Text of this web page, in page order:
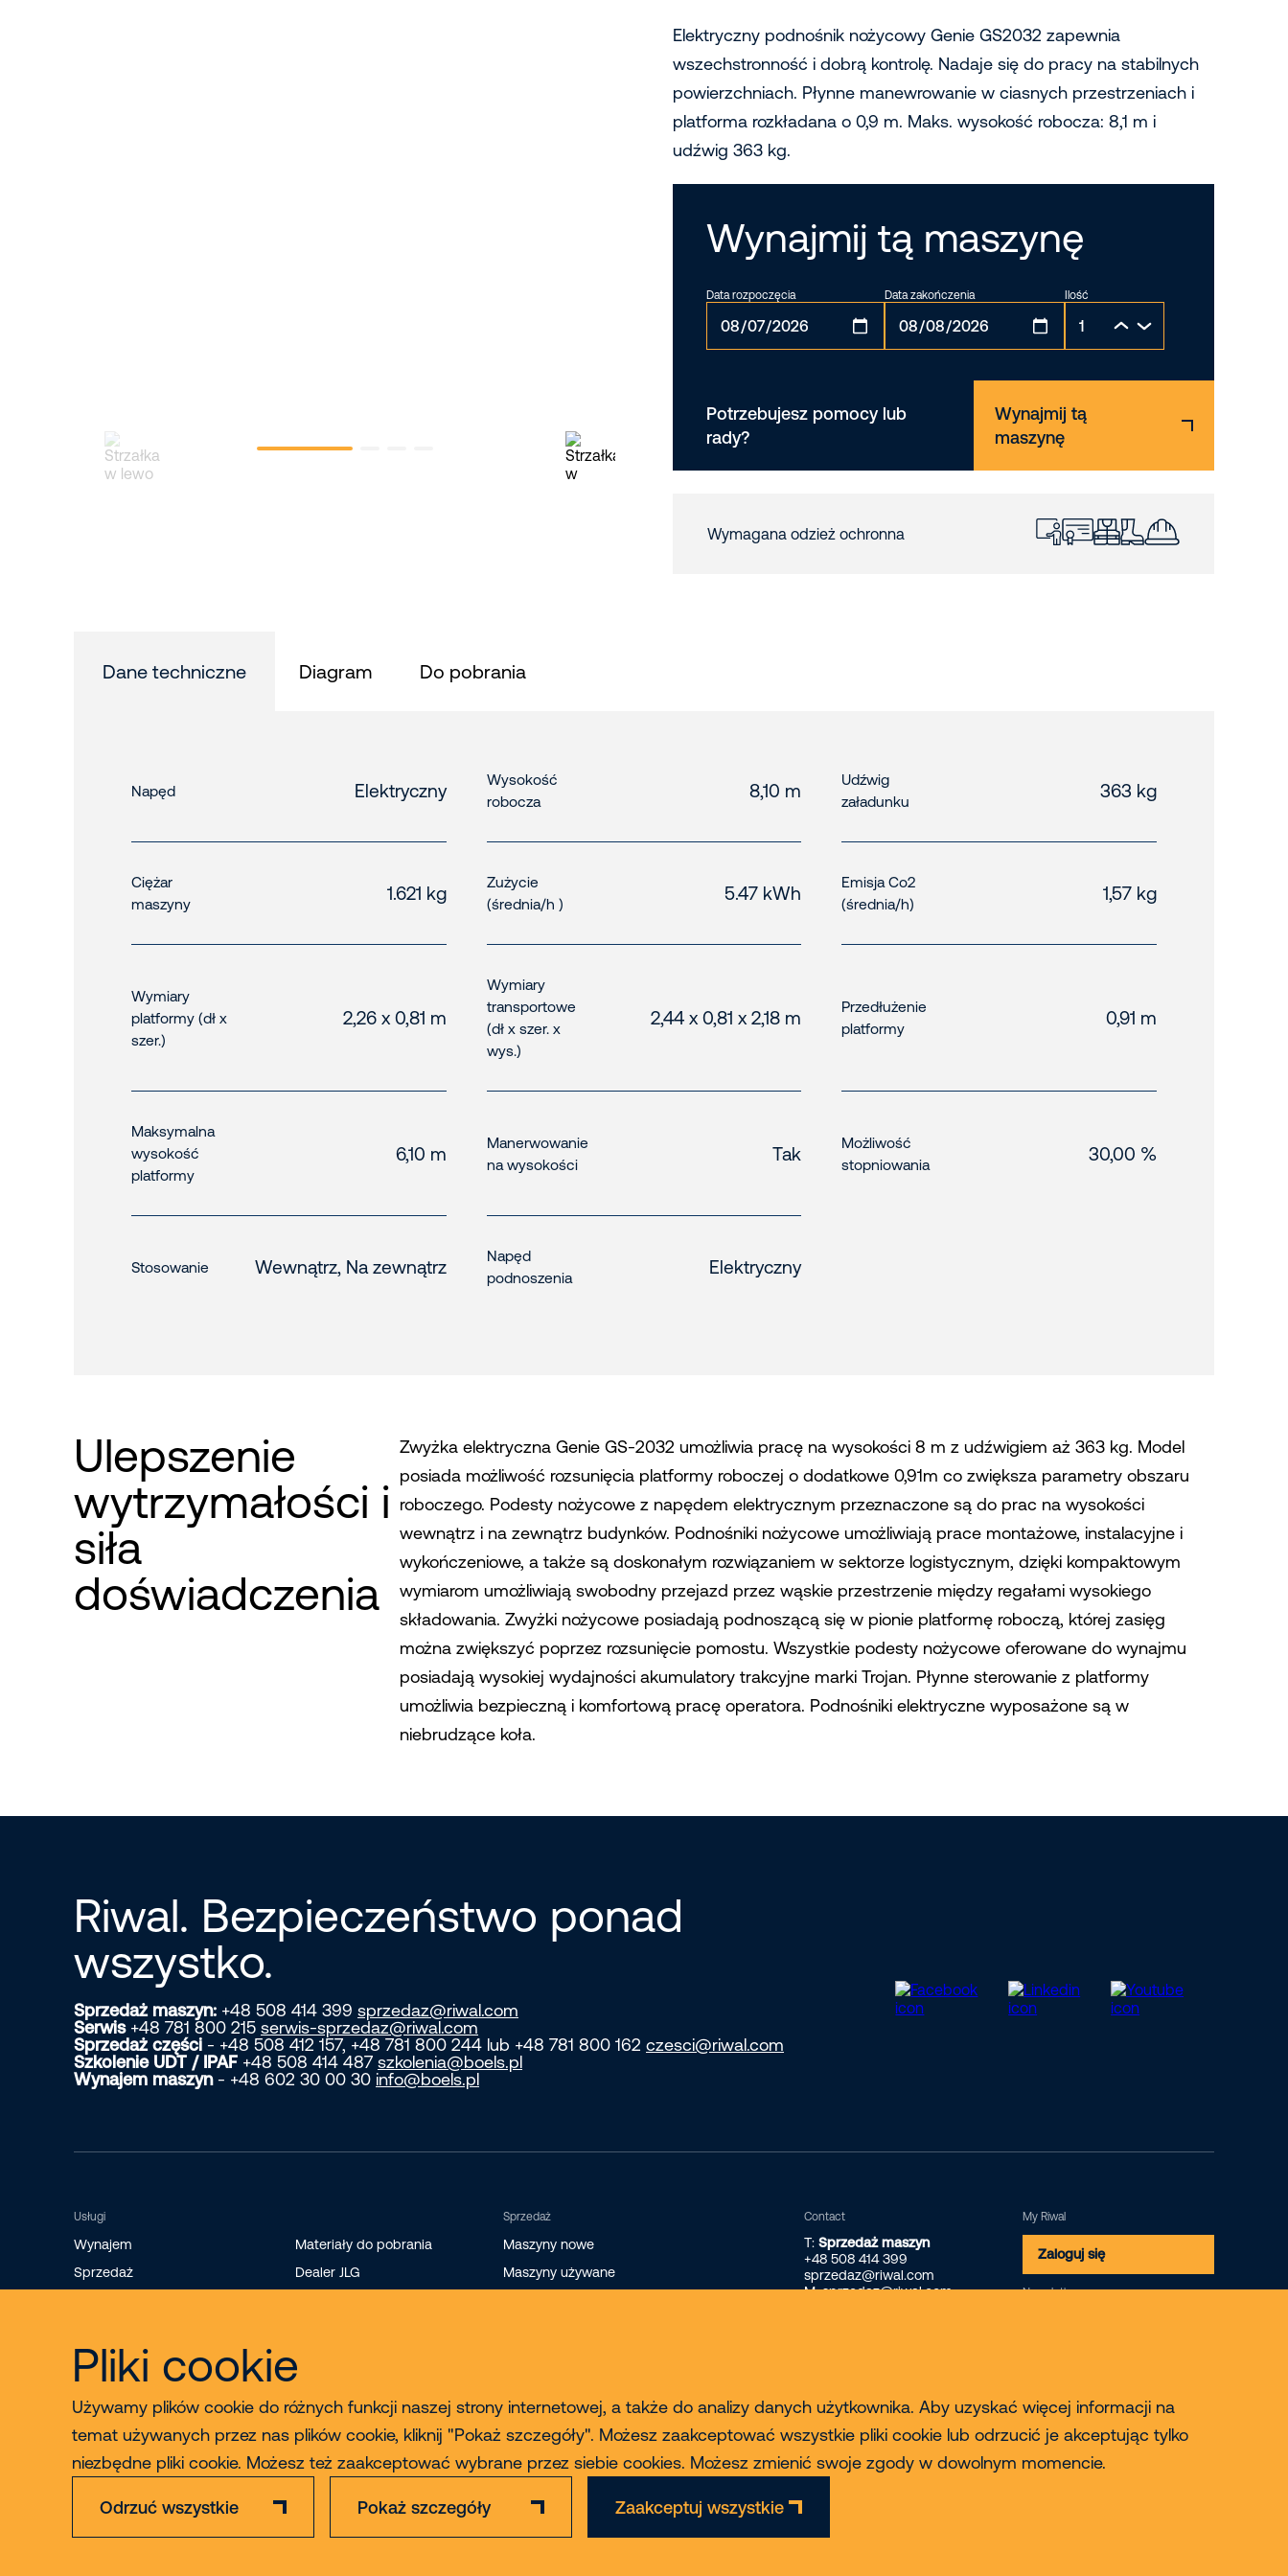
Pliki cookie
Używamy plików cookie do różnych funkcji naszej strony internetowej, a także do analizy danych użytkownika. Aby uzyskać więcej informacji na
temat używanych przez nas plików cookie, kliknij "Pokaż szczegóły". Możesz zaakceptować wszystkie pliki cookie lub odrzucić je akceptując tylko
niezbędne pliki cookie. Możesz też zaakceptować wybrane przez siebie cookies. Możesz zmienić swoje zgody w dowolnym momencie.
Odrzuć wszystkie Pokaż szczegóły Zaakceptuj wszystkie
Elektryczny podnośnik nożycowy Genie GS2032 zapewnia
wszechstronność i dobrą kontrolę. Nadaje się do pracy na stabilnych
powierzchniach. Płynne manewrowanie w ciasnych przestrzeniach i
platforma rozkładana o 0,9 m. Maks. wysokość robocza: 8,1 m i
udźwig 363 kg.
Wynajmij tą maszynę
Data rozpoczęcia Data zakończenia Ilość
Potrzebujesz pomocy lub
rady?
Wynajmij tą
maszynę
Wymagana odzież ochronna
Dane techniczne Diagram Do pobrania
Napęd Elektryczny
Wysokość
robocza
8,10 m
Udźwig
załadunku
363 kg
Ciężar
maszyny
1.621 kg
Zużycie
(średnia/h )
5.47 kWh
Emisja Co2
(średnia/h)
1,57 kg
Wymiary
platformy (dł x
szer.)
2,26 x 0,81 m
Wymiary
transportowe
(dł x szer. x
wys.)
2,44 x 0,81 x 2,18 m
Przedłużenie
platformy
0,91 m
Maksymalna
wysokość
platformy
6,10 m
Manerwowanie
na wysokości
Tak
Możliwość
stopniowania
30,00 %
Stosowanie Wewnątrz, Na zewnątrz
Napęd
podnoszenia
Elektryczny
Ulepszenie
wytrzymałości i
siła
doświadczenia
Zwyżka elektryczna Genie GS-2032 umożliwia pracę na wysokości 8 m z udźwigiem aż 363 kg. Model
posiada możliwość rozsunięcia platformy roboczej o dodatkowe 0,91m co zwiększa parametry obszaru
roboczego. Podesty nożycowe z napędem elektrycznym przeznaczone są do prac na wysokości
wewnątrz i na zewnątrz budynków. Podnośniki nożycowe umożliwiają prace montażowe, instalacyjne i
wykończeniowe, a także są doskonałym rozwiązaniem w sektorze logistycznym, dzięki kompaktowym
wymiarom umożliwiają swobodny przejazd przez wąskie przestrzenie między regałami wysokiego
składowania. Zwyżki nożycowe posiadają podnoszącą się w pionie platformę roboczą, której zasięg
można zwiększyć poprzez rozsunięcie pomostu. Wszystkie podesty nożycowe oferowane do wynajmu
posiadają wysokiej wydajności akumulatory trakcyjne marki Trojan. Płynne sterowanie z platformy
umożliwia bezpieczną i komfortową pracę operatora. Podnośniki elektryczne wyposażone są w
niebrudzące koła.
Riwal. Bezpieczeństwo ponad
wszystko.
Sprzedaż maszyn: +48 508 414 399 sprzedaz@riwal.com
Serwis+48 781 800 215 serwis-sprzedaz@riwal.com
Sprzedaż części - +48 508 412 157, +48 781 800 244 lub +48 781 800 162 czesci@riwal.com
Szkolenie UDT / IPAF +48 508 414 487 szkolenia@boels.pl
Wynajem maszyn- +48 602 30 00 30 info@boels.pl
Usługi
Wynajem
Sprzedaż
Serwis i konserwacja
Materiały do pobrania
Dealer JLG
Sprzedaż
Maszyny nowe
Maszyny używane
Contact
T: Sprzedaż maszyn
+48 508 414 399
sprzedaz@riwal.com
M: sprzedaz@riwal.com
My Riwal
Zaloguj się
Newsletter
Zastrzeżenie Polityka Prywatności & Cookies